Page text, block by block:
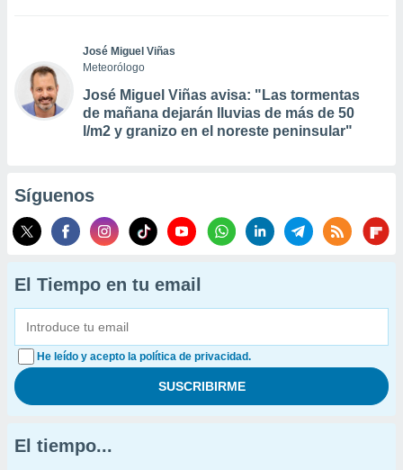
José Miguel Viñas
Meteorólogo
José Miguel Viñas avisa: "Las tormentas
de mañana dejarán lluvias de más de 50
l/m2 y granizo en el noreste peninsular"
Síguenos
El Tiempo en tu email
He leído y acepto la política de privacidad.
El tiempo...